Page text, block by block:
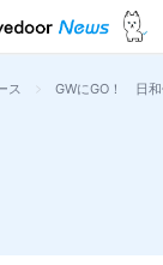
ス > GWにGO！ 日和